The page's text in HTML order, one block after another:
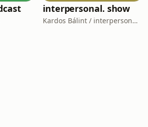
interpersonal. show
Kardos Bálint / interpersonal.host